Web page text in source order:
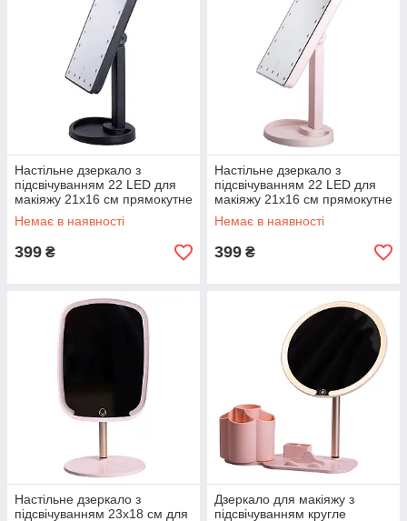
Настільне дзеркало з
підсвічуванням 22 LED для
макіяжу 21х16 см прямокутне
на ніжці USB Чорне HP-10-
4AB
Немає в наявності
399 ₴
Настільне дзеркало з
підсвічуванням 22 LED для
макіяжу 21х16 см прямокутне
на ніжці USB Рожеве HP-10-
4AP
Немає в наявності
399 ₴
Настільне дзеркало з
підсвічуванням 23х18 см для
Дзеркало для макіяжу з
підсвічуванням кругле